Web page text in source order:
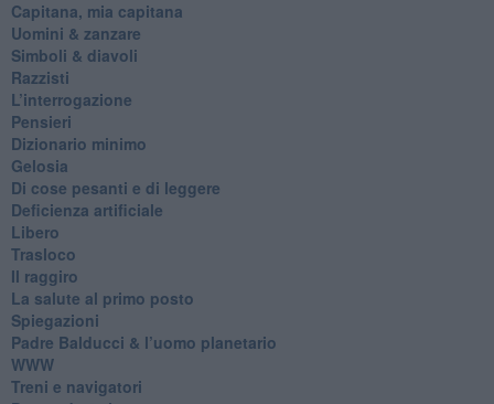
​Capitana, mia capitana
Uomini & zanzare
​Simboli & diavoli
Razzisti
​L’interrogazione
Pensieri
​Dizionario minimo
Gelosia
Di cose pesanti e di leggere
​Deficienza artificiale
Libero
Trasloco
Il raggiro
​La salute al primo posto
Spiegazioni
Padre Balducci & l’uomo planetario
WWW
​Treni e navigatori